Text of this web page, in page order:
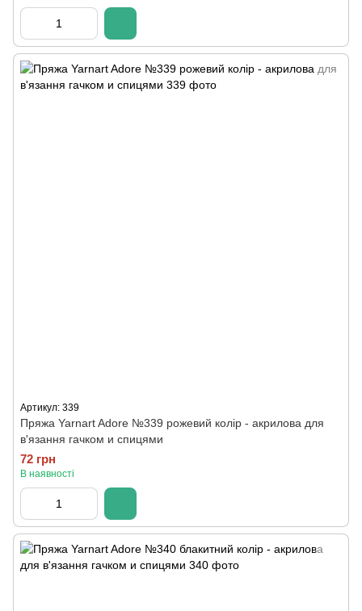
Артикул: 339
Пряжа Yarnart Adore №339 рожевий колір - акрилова для
в'язання гачком и спицями
72 грн
В наявності